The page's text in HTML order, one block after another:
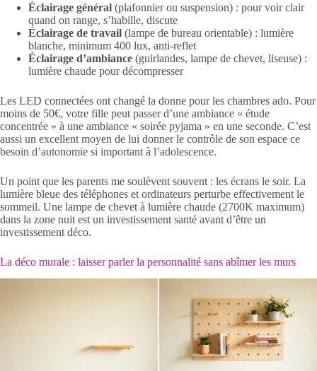
Éclairage général (plafonnier ou suspension) : pour voir clair
quand on range, s’habille, discute
Éclairage de travail (lampe de bureau orientable) : lumière
blanche, minimum 400 lux, anti-reflet
Éclairage d’ambiance (guirlandes, lampe de chevet, liseuse) :
lumière chaude pour décompresser
Les LED connectées ont changé la donne pour les chambres ado. Pour
moins de 50€, votre fille peut passer d’une ambiance « étude
concentrée » à une ambiance « soirée pyjama » en une seconde. C’est
aussi un excellent moyen de lui donner le contrôle de son espace ce
besoin d’autonomie si important à l’adolescence.
Un point que les parents me soulèvent souvent : les écrans le soir. La
lumière bleue des téléphones et ordinateurs perturbe effectivement le
sommeil. Une lampe de chevet à lumière chaude (2700K maximum)
dans la zone nuit est un investissement santé avant d’être un
investissement déco.
La déco murale : laisser parler la personnalité sans abîmer les murs